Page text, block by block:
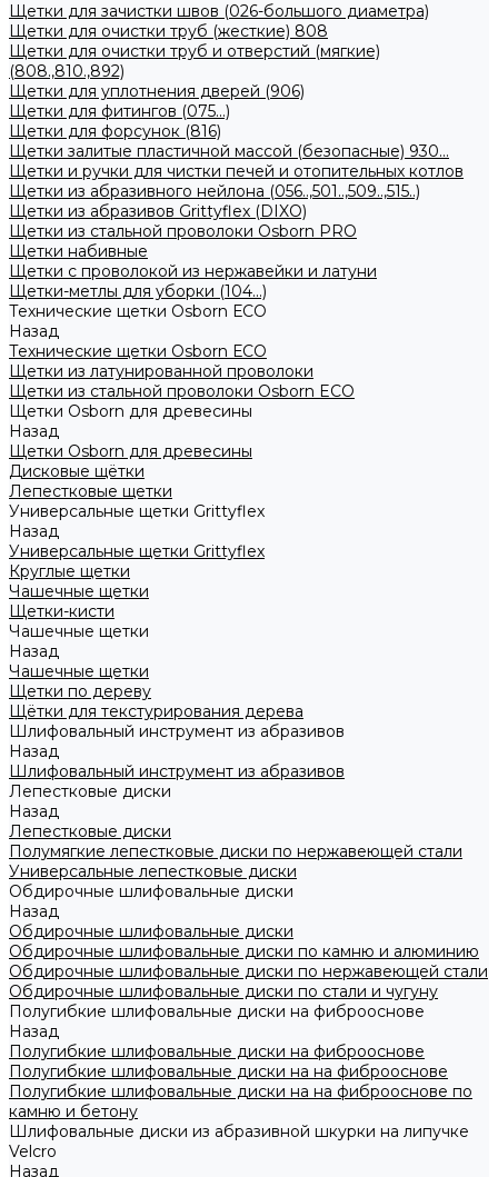
Щетки для зачистки швов (026-большого диаметра)
Щетки для очистки труб (жесткие) 808
Щетки для очистки труб и отверстий (мягкие)
(808.,810.,892)
Щетки для уплотнения дверей (906)
Щетки для фитингов (075...)
Щетки для форсунок (816)
Щетки залитые пластичной массой (безопасные) 930...
Щетки и ручки для чистки печей и отопительных котлов
Щетки из абразивного нейлона (056..,501..,509..,515..)
Щетки из абразивов Grittyflex (DIXO)
Щетки из стальной проволоки Osborn PRO
Щетки набивные
Щетки с проволокой из нержавейки и латуни
Щетки-метлы для уборки (104...)
Технические щетки Osborn ЕСО
Назад
Технические щетки Osborn ЕСО
Щетки из латунированной проволоки
Щетки из стальной проволоки Osborn ECO
Щетки Osborn для древесины
Назад
Щетки Osborn для древесины
Дисковые щётки
Лепестковые щетки
Универсальные щетки Grittyflex
Назад
Универсальные щетки Grittyflex
Круглые щетки
Чашечные щетки
Щетки-кисти
Чашечные щетки
Назад
Чашечные щетки
Щетки по дереву
Щётки для текстурирования дерева
Шлифовальный инструмент из абразивов
Назад
Шлифовальный инструмент из абразивов
Лепестковые диски
Назад
Лепестковые диски
Полумягкие лепестковые диски по нержавеющей стали
Универсальные лепестковые диски
Обдирочные шлифовальные диски
Назад
Обдирочные шлифовальные диски
Обдирочные шлифовальные диски по камню и алюминию
Обдирочные шлифовальные диски по нержавеющей стали
Обдирочные шлифовальные диски по стали и чугуну
Полугибкие шлифовальные диски на фиброоснове
Назад
Полугибкие шлифовальные диски на фиброоснове
Полугибкие шлифовальные диски на на фиброоснове
Полугибкие шлифовальные диски на на фиброоснове по
камню и бетону
Шлифовальные диски из абразивной шкурки на липучке
Velcro
Назад